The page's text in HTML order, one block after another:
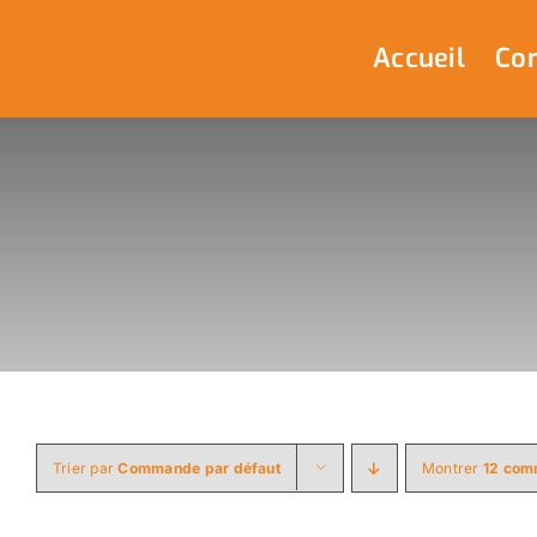
Accueil
Trier parCommande par défaut Montrer 12